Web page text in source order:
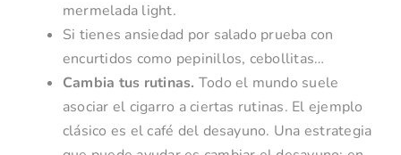
mermelada light.
Si tienes ansiedad por salado prueba con
encurtidos como pepinillos, cebollitas…
Cambia tus rutinas. Todo el mundo suele
asociar el cigarro a ciertas rutinas. El ejemplo
clásico es el café del desayuno. Una estrategia